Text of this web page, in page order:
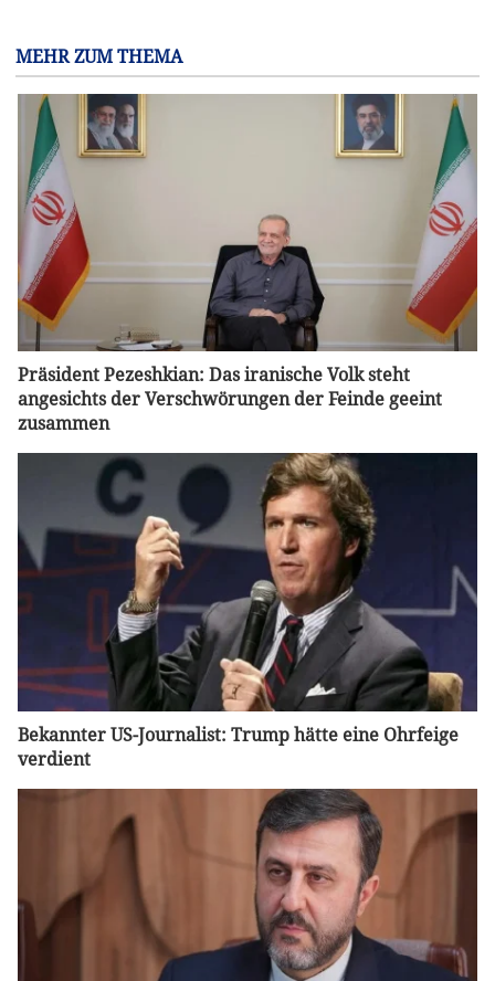
MEHR ZUM THEMA
Präsident Pezeshkian: Das iranische Volk steht
angesichts der Verschwörungen der Feinde geeint
zusammen
Bekannter US-Journalist: Trump hätte eine Ohrfeige
verdient